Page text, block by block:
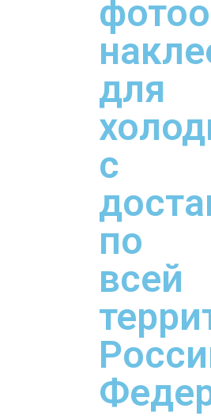
для
с
по
всей